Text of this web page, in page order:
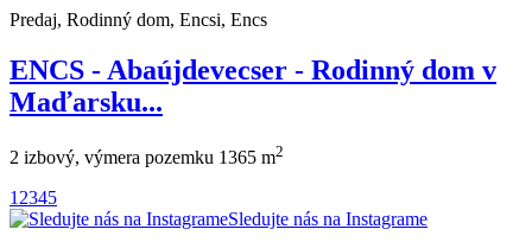
Predaj, Rodinný dom, Encsi, Encs
ENCS - Abaújdevecser - Rodinný dom v
Maďarsku...
2 izbový, výmera pozemku 1365 m2
1 2345
Sledujte nás na Instagrame